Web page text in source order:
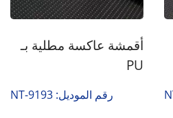
أقمشة عاكسة مطلية بـ
PU
رقم الموديل: NT-9193